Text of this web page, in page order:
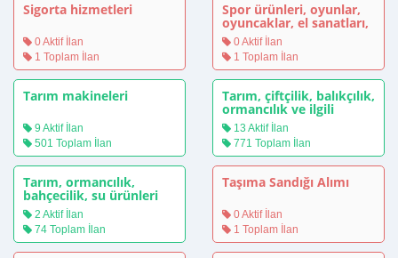
Sigorta hizmetleri
0 Aktif İlan
1 Toplam İlan
Spor ürünleri, oyunlar,
oyuncaklar, el sanatları,
sanat
0 Aktif İlan
1 Toplam İlan
Tarım makineleri
9 Aktif İlan
501 Toplam İlan
Tarım, çiftçilik, balıkçılık,
ormancılık ve ilgili
ürünler
13 Aktif İlan
771 Toplam İlan
Tarım, ormancılık,
bahçecilik, su ürünleri
yetiştiriciliği ve arıcılık
hizmetleri
2 Aktif İlan
74 Toplam İlan
Taşıma Sandığı Alımı
0 Aktif İlan
1 Toplam İlan